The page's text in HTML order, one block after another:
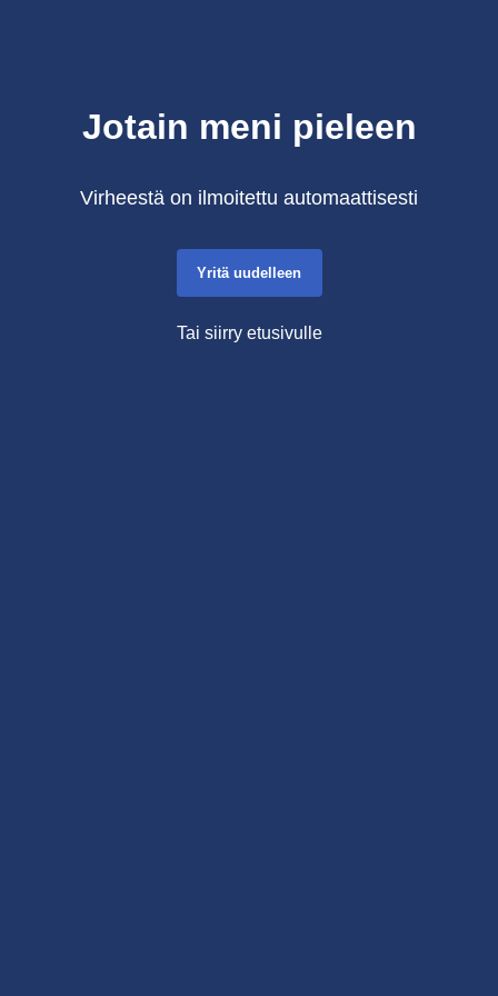
Jotain meni pieleen
Virheestä on ilmoitettu automaattisesti
Yritä uudelleen
Tai siirry etusivulle